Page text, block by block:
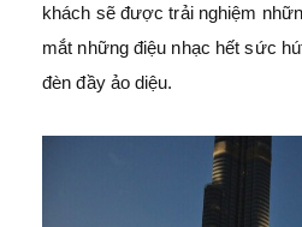
khách sẽ được trải nghiệm
mắt những điệu nhạc hết sức
đèn đầy ảo diệu.